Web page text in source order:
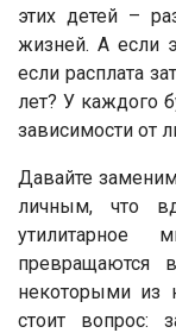
этих детей –
жизней. А если
если расплата
лет? У каждого
зависимости от
Давайте
личным, что
превращаются
некоторыми из
стоит вопрос: